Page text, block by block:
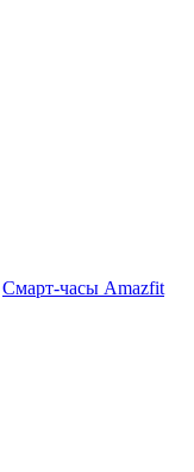
Смарт-часы Amazfit